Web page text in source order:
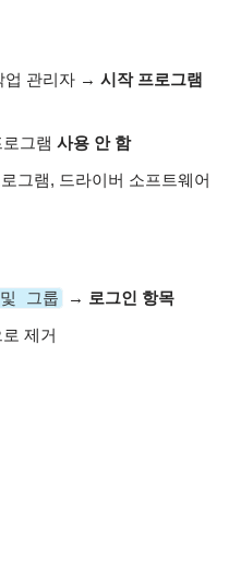
업 관리자 → 시작 프로그램
로그램 사용 안 함
그램, 드라이버 소프트웨어
그룹 → 로그인 항목
로 제거